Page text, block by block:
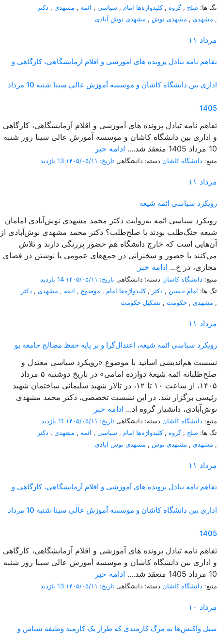
تگ ها: صلح ,گروه ,کلیدواژه‌ها امام , سیاسی , ائمه , مشهدی , دکتر
مشهدی , مشهدی نوش , مشهدی نوش آبادی ,
۱۱ مرداد
تفاهم نامه تبادل پرونده‌ های آموزشی و اقلام آزمایشگاهی، کارگاهی و
اداری بین دانشگاه کاشان و موسسه آموزش عالی سینا شنبه 10 مرداد
1405
تفاهم نامه تبادل پرونده‌ های آموزشی و اقلام آزمایشگاهی، کارگاهی
و اداری بین دانشگاه کاشان و موسسه آموزش عالی سینا روز شنبه
10 مرداد 1405 منعقد شد....
ادامه خبر
منبع: دانشگاه کاشان دسته: دانشگاهی تاریخ: ۱۴۰۵/۰۵/۱۱ 13 بازدید
۱۱ مرداد
رویکرد سیاسی ائمه شیعه
شیعه جنگ‌طلب بودند یا صلح‌طلب؟ دکتر محمد مشهدی نوش‌آبادی از
آن‌هایی است که خارج دانشگاه هم حضور پررنگی دارند و تلاش
می‌کنند با حضور و سخنرانی در جمع‌های عمومی یا نوشتن در فضای
مجازی، در خ... ادامه خبر
منبع: دانشگاه کاشان دسته: دانشگاهی تاریخ: ۱۴۰۵/۰۵/۱۱
14 بازدید
تگ ها: امام حسین , دکتر ,کلیدواژه‌ها امام , موضوع , ائمه , مشهدی , دکتر
مشهدی , حکومت , تشکیل حکومت ,
۱۱ مرداد
رویکرد سیاسی ائمه شیعه، اعتدال‌گرا و بر پایه حفظ مصالح جامعه بو
نشست هم‌اندیشی اساتید با موضوع «رویکرد سیاسی معتدل و
صلح‌طلبانه ائمه شیعۀ دوازده امامی» در تاریخ دوشنبه ۵ مرداد
۱۴۰۵، از ساعت ۱۰ تا ۱۲، در تالار شهید سلیمانی ساختمان شهید
رئیسی برگزار شد. در این نشست تخصصی، دکتر محمد مشهدی
نوش‌آبادی، دانشیار گروه اد... ادامه خبر
منبع: دانشگاه کاشان دسته: دانشگاهی تاریخ: ۱۴۰۵/۰۵/۱۱
11 بازدید
تگ ها: صلح ,گروه ,کلیدواژه‌ها امام , سیاسی , ائمه , مشهدی , دکتر
مشهدی , مشهدی نوش , مشهدی نوش آبادی ,
۱۱ مرداد
تفاهم نامه تبادل پرونده‌ های آموزشی و اقلام آزمایشگاهی، کارگاهی و
اداری بین دانشگاه کاشان و موسسه آموزش عالی سینا شنبه 10 مرداد
1405
تفاهم نامه تبادل پرونده‌ های آموزشی و اقلام آزمایشگاهی، کارگاهی
و اداری بین دانشگاه کاشان و موسسه آموزش عالی سینا روز شنبه
10 مرداد 1405 منعقد شد....
ادامه خبر
منبع: دانشگاه کاشان دسته: دانشگاهی تاریخ: ۱۴۰۵/۰۵/۱۱ 13 بازدید
۱۰ مرداد
سیل واکنش‌ها به مرگ کارمندی که طراز یک کارمند وظیفه شناس و